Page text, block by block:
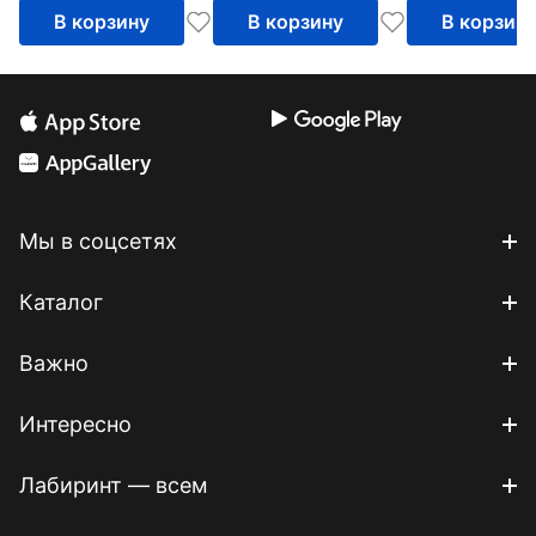
В корзину
6 лет
В корзину В корзину
Мы в соцсетях
Каталог
Важно
Интересно
Лабиринт — всем